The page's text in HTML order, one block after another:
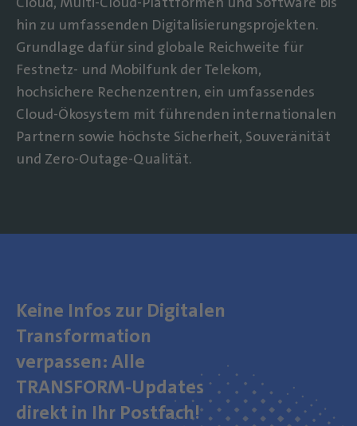
hin zu umfassenden Digitalisierungsprojekten.
Grundlage dafür sind globale Reichweite für
Festnetz- und Mobilfunk der Telekom,
hochsichere Rechenzentren, ein umfassendes
Cloud-Ökosystem mit führenden internationalen
Partnern sowie höchste Sicherheit, Souveränität
und Zero-Outage-Qualität.
Keine Infos zur Digitalen
Transformation
verpassen: Alle
TRANSFORM-Updates
direkt in Ihr Postfach!